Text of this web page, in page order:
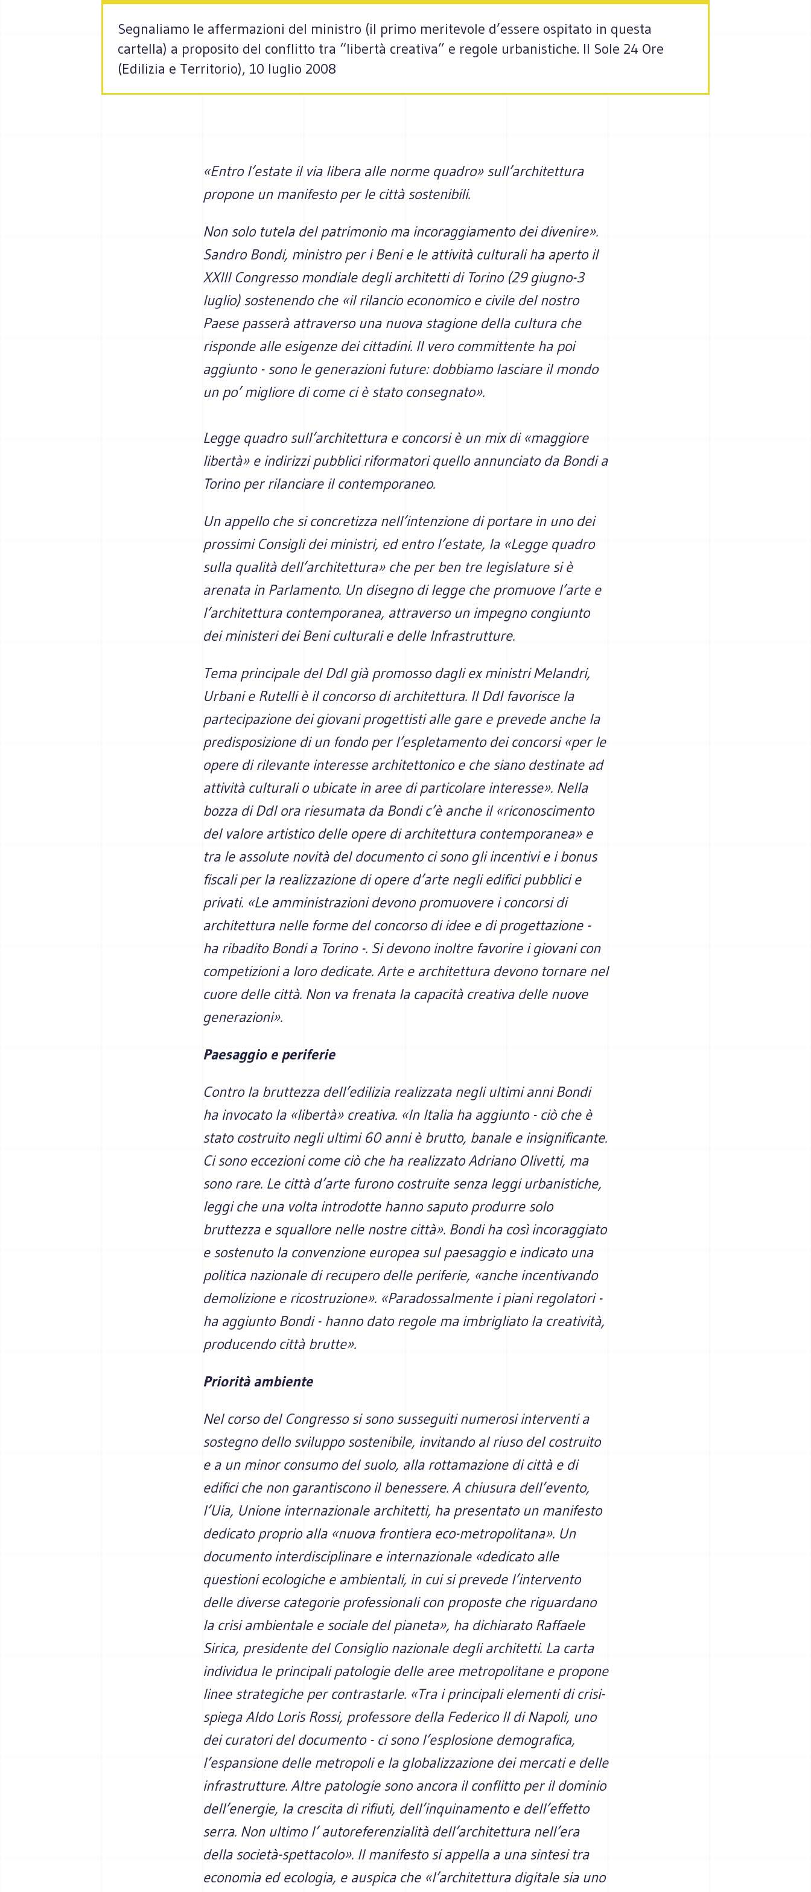
Segnaliamo le affermazioni del ministro (il primo meritevole d’essere ospitato in questa
cartella) a proposito del conflitto tra “libertà creativa” e regole urbanistiche. Il Sole 24 Ore
(Edilizia e Territorio), 10 luglio 2008
«Entro l’estate il via libera alle norme quadro» sull’architettura
propone un manifesto per le città sostenibili.
Non solo tutela del patrimonio ma incoraggiamento dei divenire».
Sandro Bondi, ministro per i Beni e le attività culturali ha aperto il
XXIII Congresso mondiale degli architetti di Torino (29 giugno-3
luglio) sostenendo che «il rilancio economico e civile del nostro
Paese passerà attraverso una nuova stagione della cultura che
risponde alle esigenze dei cittadini. Il vero committente ha poi
aggiunto - sono le generazioni future: dobbiamo lasciare il mondo
un po’ migliore di come ci è stato consegnato».
Legge quadro sull’architettura e concorsi è un mix di «maggiore
libertà» e indirizzi pubblici riformatori quello annunciato da Bondi a
Torino per rilanciare il contemporaneo.
Un appello che si concretizza nell’intenzione di portare in uno dei
prossimi Consigli dei ministri, ed entro l’estate, la «Legge quadro
sulla qualità dell’architettura» che per ben tre legislature si è
arenata in Parlamento. Un disegno di legge che promuove l’arte e
l’architettura contemporanea, attraverso un impegno congiunto
dei ministeri dei Beni culturali e delle Infrastrutture.
Tema principale del Ddl già promosso dagli ex ministri Melandri,
Urbani e Rutelli è il concorso di architettura. Il Ddl favorisce la
partecipazione dei giovani progettisti alle gare e prevede anche la
predisposizione di un fondo per l’espletamento dei concorsi «per le
opere di rilevante interesse architettonico e che siano destinate ad
attività culturali o ubicate in aree di particolare interesse». Nella
bozza di Ddl ora riesumata da Bondi c’è anche il «riconoscimento
del valore artistico delle opere di architettura contemporanea» e
tra le assolute novità del documento ci sono gli incentivi e i bonus
fiscali per la realizzazione di opere d’arte negli edifici pubblici e
privati. «Le amministrazioni devono promuovere i concorsi di
architettura nelle forme del concorso di idee e di progettazione -
ha ribadito Bondi a Torino -. Si devono inoltre favorire i giovani con
competizioni a loro dedicate. Arte e architettura devono tornare nel
cuore delle città. Non va frenata la capacità creativa delle nuove
generazioni».
Paesaggio e periferie
Contro la bruttezza dell’edilizia realizzata negli ultimi anni Bondi
ha invocato la «libertà» creativa. «In Italia ha aggiunto - ciò che è
stato costruito negli ultimi 60 anni è brutto, banale e insignificante.
Ci sono eccezioni come ciò che ha realizzato Adriano Olivetti, ma
sono rare. Le città d’arte furono costruite senza leggi urbanistiche,
leggi che una volta introdotte hanno saputo produrre solo
bruttezza e squallore nelle nostre città». Bondi ha così incoraggiato
e sostenuto la convenzione europea sul paesaggio e indicato una
politica nazionale di recupero delle periferie, «anche incentivando
demolizione e ricostruzione». «Paradossalmente i piani regolatori -
ha aggiunto Bondi - hanno dato regole ma imbrigliato la creatività,
producendo città brutte».
Priorità ambiente
Nel corso del Congresso si sono susseguiti numerosi interventi a
sostegno dello sviluppo sostenibile, invitando al riuso del costruito
e a un minor consumo del suolo, alla rottamazione di città e di
edifici che non garantiscono il benessere. A chiusura dell’evento,
l’Uia, Unione internazionale architetti, ha presentato un manifesto
dedicato proprio alla «nuova frontiera eco-metropolitana». Un
documento interdisciplinare e internazionale «dedicato alle
questioni ecologiche e ambientali, in cui si prevede l’intervento
delle diverse categorie professionali con proposte che riguardano
la crisi ambientale e sociale del pianeta», ha dichiarato Raffaele
Sirica, presidente del Consiglio nazionale degli architetti. La carta
individua le principali patologie delle aree metropolitane e propone
linee strategiche per contrastarle. «Tra i principali elementi di crisi-
spiega Aldo Loris Rossi, professore della Federico II di Napoli, uno
dei curatori del documento - ci sono l’esplosione demografica,
l’espansione delle metropoli e la globalizzazione dei mercati e delle
infrastrutture. Altre patologie sono ancora il conflitto per il dominio
dell’energie, la crescita di rifiuti, dell’inquinamento e dell’effetto
serra. Non ultimo l’ autoreferenzialità dell’architettura nell’era
della società-spettacolo». Il manifesto si appella a una sintesi tra
economia ed ecologia, e auspica che «l’architettura digitale sia uno